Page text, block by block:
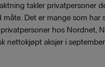
takler privatpersoner
Det er mange som har
hos Nordnet,
nettokjøpt aksjer i